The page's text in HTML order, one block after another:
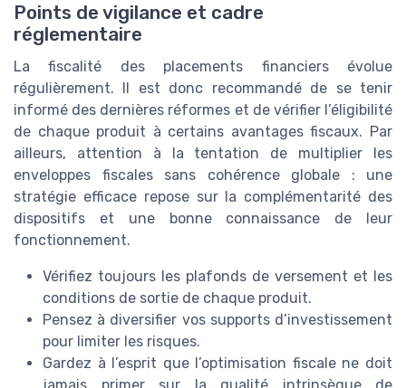
Points de vigilance et cadre
réglementaire
La fiscalité des placements financiers évolue
régulièrement. Il est donc recommandé de se tenir
informé des dernières réformes et de vérifier l’éligibilité
de chaque produit à certains avantages fiscaux. Par
ailleurs, attention à la tentation de multiplier les
enveloppes fiscales sans cohérence globale : une
stratégie efficace repose sur la complémentarité des
dispositifs et une bonne connaissance de leur
fonctionnement.
Vérifiez toujours les plafonds de versement et les
conditions de sortie de chaque produit.
Pensez à diversifier vos supports d’investissement
pour limiter les risques.
Gardez à l’esprit que l’optimisation fiscale ne doit